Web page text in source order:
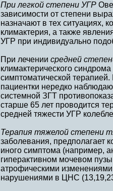
При легкой степени УГР
зависимости от степени
назначают в тех ситуациях,
климактерия, а также
УГР при индивидуально
При лечении средней
климактерического
симптоматической
пациентки нередко
системной ЗГТ
старше 65 лет проводится
средней тяжести УГР
Терапия тяжелой степени
заболевания, предполагает
иного симптома (например,
гиперактивном мочевом
атрофическими
нарушениями в ЦНС